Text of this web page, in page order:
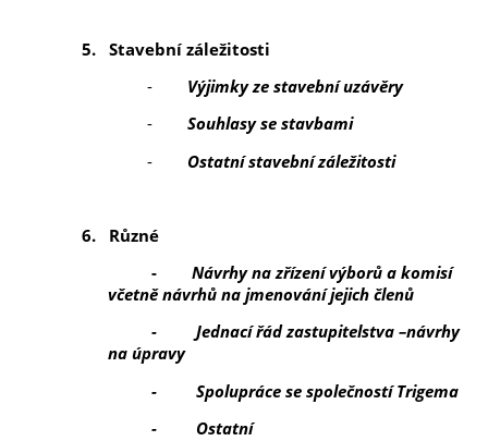
5. Stavební záležitosti
-
Výjimky ze stavební uzávěry
-
Souhlasy se stavbami
-
Ostatní stavební záležitosti
6.
Různé
- Návrhy na zřízení výborů a komisí
včetně návrhů na jmenování jejich členů
- Jednací řád zastupitelstva –návrhy
na úpravy
- Spolupráce se společností Trigema
- Ostatní